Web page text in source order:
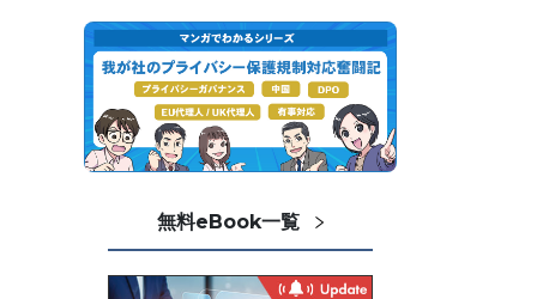
無料eBook一覧